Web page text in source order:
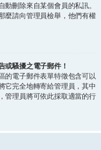
刪除來自某個會員的私訊。
麼請向管理員檢舉，他們有權
或騷擾之電子郵件！
的電子郵件表單特徵包含可以
它完全地轉寄給管理員，其中
管理員將可依此採取適當的行